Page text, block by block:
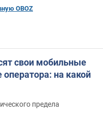
OBOZ
свои мобильные
на какой
предела